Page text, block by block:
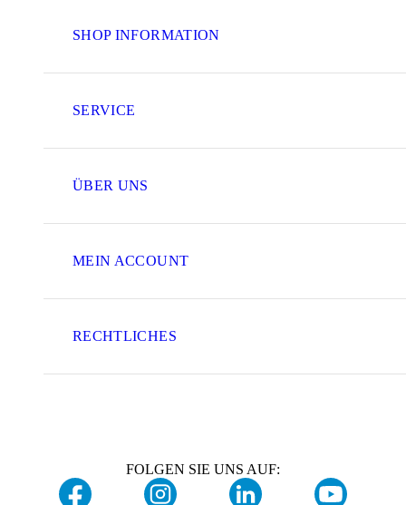
SHOP INFORMATION
SERVICE
ÜBER UNS
MEIN ACCOUNT
RECHTLICHES
FOLGEN SIE UNS AUF: